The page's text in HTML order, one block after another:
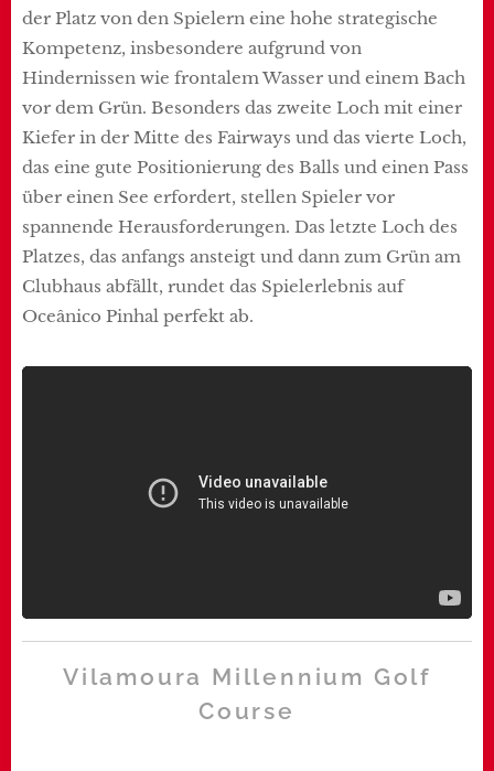
der Platz von den Spielern eine hohe strategische
Kompetenz, insbesondere aufgrund von
Hindernissen wie frontalem Wasser und einem Bach
vor dem Grün. Besonders das zweite Loch mit einer
Kiefer in der Mitte des Fairways und das vierte Loch,
das eine gute Positionierung des Balls und einen Pass
über einen See erfordert, stellen Spieler vor
spannende Herausforderungen. Das letzte Loch des
Platzes, das anfangs ansteigt und dann zum Grün am
Clubhaus abfällt, rundet das Spielerlebnis auf
Oceânico Pinhal perfekt ab.
Vilamoura Millennium Golf
Course